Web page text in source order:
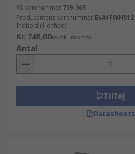
RS-varenummer 759-365
Producentens varenummer EVA1FWHS12
Indhold (1 enhed)
Kr. 748,00(ekskl. moms)
Antal
Tilføj
Datasheets